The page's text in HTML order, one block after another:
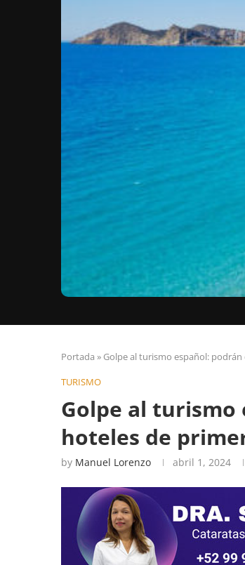
Portada » Golpe al turismo español:
TURISMO
Golpe al turismo
hoteles de
by Manuel Lorenzo abril 1, 2024